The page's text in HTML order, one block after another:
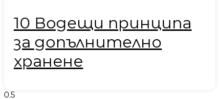
10 Водещи принципа
за допълнително
хранене